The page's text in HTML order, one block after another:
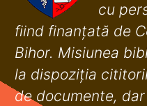
cu
fiind finanţată de
Bihor. Misiunea
la dispoziţia
de documente,